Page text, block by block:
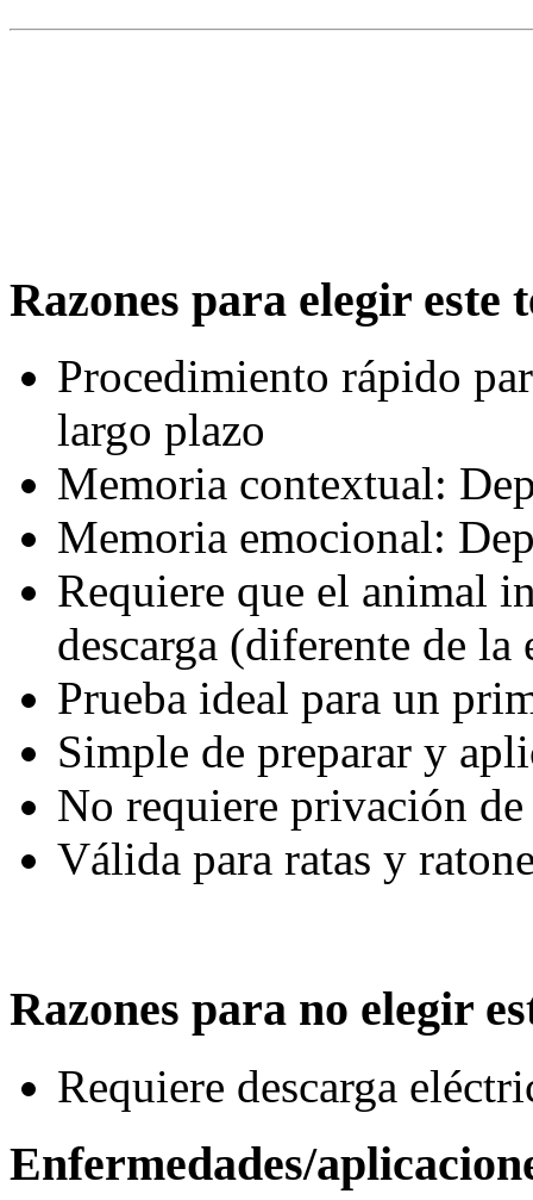
Razones para elegir este
Procedimiento rápido
largo plazo
Memoria contextual:
Memoria emocional:
Requiere que el animal
descarga (diferente de
Prueba ideal para un
Simple de preparar y
No requiere privación
Válida para ratas y
Razones para no elegir
Requiere descarga
Enfermedades/